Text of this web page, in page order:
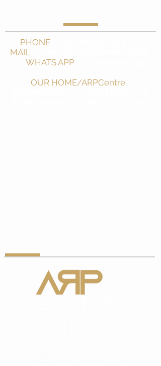
PHONE-
MAIL-
WHATS APP
OUR HOME/ARPCentre-